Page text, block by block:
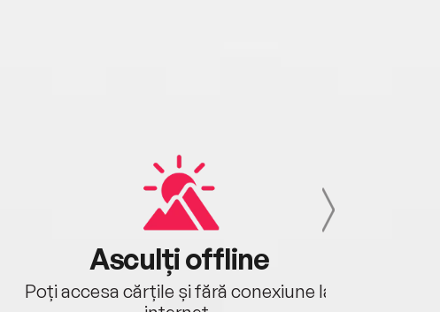
Asculți offline
Poți accesa cărțile și fără conexiune la